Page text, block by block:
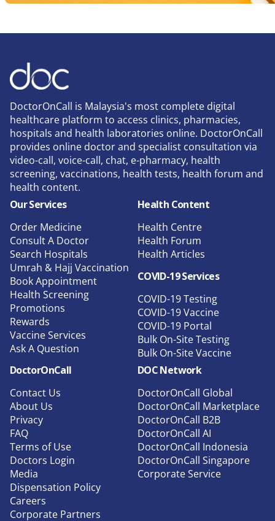
DoctorOnCall is Malaysia's most complete digital
healthcare platform to access clinics, pharmacies,
hospitals and health laboratories online. DoctorOnCall
provides online doctor and specialist consultation via
video-call, voice-call, chat, e-pharmacy, health
screening, vaccinations, health tests, health forum and
health content.
Our Services
Order Medicine
Consult A Doctor
Search Hospitals
Umrah & Hajj Vaccination
Book Appointment
Health Screening
Promotions
Rewards
Vaccine Services
Ask A Question
Health Content
Health Centre
Health Forum
Health Articles
COVID-19 Services
COVID-19 Testing
COVID-19 Vaccine
COVID-19 Portal
Bulk On-Site Testing
Bulk On-Site Vaccine
DoctorOnCall
Contact Us
About Us
Privacy
FAQ
Terms of Use
Doctors Login
Media
Dispensation Policy
Careers
Corporate Partners
DOC Network
DoctorOnCall Global
DoctorOnCall Marketplace
DoctorOnCall B2B
DoctorOnCall AI
DoctorOnCall Indonesia
DoctorOnCall Singapore
Corporate Service